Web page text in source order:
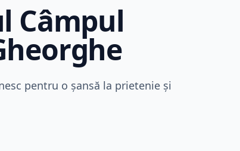
Câmpul
pentru o șansă la prietenie și